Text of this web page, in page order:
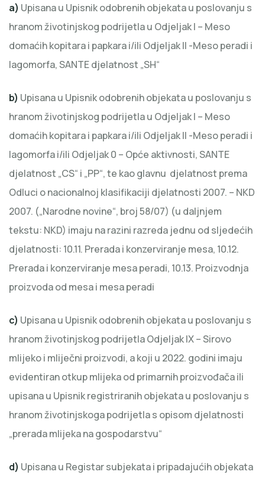
a) Upisana u Upisnik odobrenih objekata u poslovanju s
hranom životinjskog podrijetla u Odjeljak I – Meso
domaćih kopitara i papkara i/ili Odjeljak II -Meso peradi i
lagomorfa, SANTE djelatnost „SH“
b) Upisana u Upisnik odobrenih objekata u poslovanju s
hranom životinjskog podrijetla u Odjeljak I – Meso
domaćih kopitara i papkara i/ili Odjeljak II -Meso peradi i
lagomorfa i/ili Odjeljak 0 – Opće aktivnosti, SANTE
djelatnost „CS“ i „PP“, te kao glavnu djelatnost prema
Odluci o nacionalnoj klasifikaciji djelatnosti 2007. – NKD
2007. („Narodne novine“, broj 58/07) (u daljnjem
tekstu: NKD) imaju na razini razreda jednu od sljedećih
djelatnosti: 10.11. Prerada i konzerviranje mesa, 10.12.
Prerada i konzerviranje mesa peradi, 10.13. Proizvodnja
proizvoda od mesa i mesa peradi
c) Upisana u Upisnik odobrenih objekata u poslovanju s
hranom životinjskog podrijetla Odjeljak IX – Sirovo
mlijeko i mliječni proizvodi, a koji u 2022. godini imaju
evidentiran otkup mlijeka od primarnih proizvođača ili
upisana u Upisnik registriranih objekata u poslovanju s
hranom životinjskoga podrijetla s opisom djelatnosti
„prerada mlijeka na gospodarstvu“
d) Upisana u Registar subjekata i pripadajućih objekata